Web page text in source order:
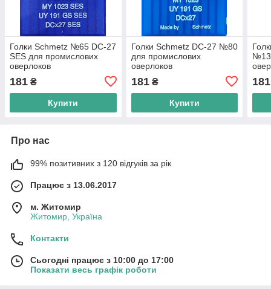
Голки Schmetz №65 DC-27
SES для промислових
оверлоков
181 ₴
Купити
Голки Schmetz DC-27 №80
для промислових
оверлоков
181₴
Купити
181
Про нас
99% позитивних з 120 відгуків за рік
Працює з 13.06.2017
м. Житомир
Житомир, Україна
Контакти
Сьогодні працює з 10:00 до 17:00
Показати весь графік роботи